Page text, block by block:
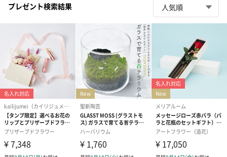
プレゼント検索結果